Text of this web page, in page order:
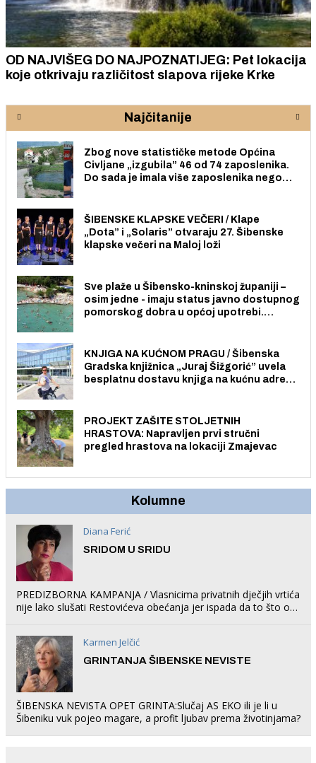
OD NAJVIŠEG DO NAJPOZNATIJEG: Pet lokacija
koje otkrivaju različitost slapova rijeke Krke
Najčitanije
Zbog nove statističke metode Općina
Civljane „izgubila” 46 od 74 zaposlenika.
Do sada je imala više zaposlenika nego
ŠIBENSKE KLAPSKE VEČERI / Klape
„Dota” i „Solaris” otvaraju 27. Šibenske
klapske večeri na Maloj loži
Sve plaže u Šibensko-kninskoj županiji –
osim jedne - imaju status javno dostupnog
pomorskog dobra u općoj upotrebi.
KNJIGA NA KUĆNOM PRAGU / Šibenska
Gradska knjižnica „Juraj Šižgorić” uvela
besplatnu dostavu knjiga na kućnu adresu
PROJEKT ZAŠITE STOLJETNIH
HRASTOVA: Napravljen prvi stručni
pregled hrastova na lokaciji Zmajevac
Kolumne
Diana Ferić
SRIDOM U SRIDU
PREDIZBORNA KAMPANJA / Vlasnicima privatnih dječjih vrtića
nije lako slušati Restovićeva obećanja jer ispada da to što oni
Karmen Jelčić
GRINTANJA ŠIBENSKE NEVISTE
ŠIBENSKA NEVISTA OPET GRINTA:Slučaj AS EKO ili je li u
Šibeniku vuk pojeo magare, a profit ljubav prema životinjama?